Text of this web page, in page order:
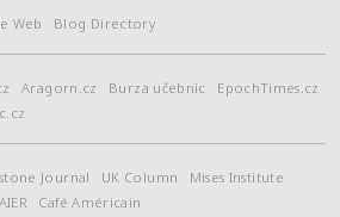
Web Blog Directory
Aragorn.cz Burza učebnic
EpochTimes.cz
Journal UK Column
Mises Institute
AIER Café Américain